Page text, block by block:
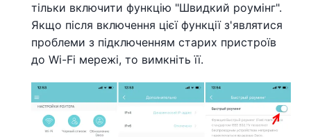
тільки включити функцію "Швидкий роумінг".
Якщо після включення цієї функції з'являтися
проблеми з підключенням старих пристроїв
до Wi-Fi мережі, то вимкніть її.